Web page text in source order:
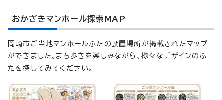
おかざきマンホール探索MAP
岡崎市ご当地マンホールふたの設置場所が掲載されたマップ
ができました。まち歩きを楽しみながら、様々なデザインのふ
たを探してみてください。